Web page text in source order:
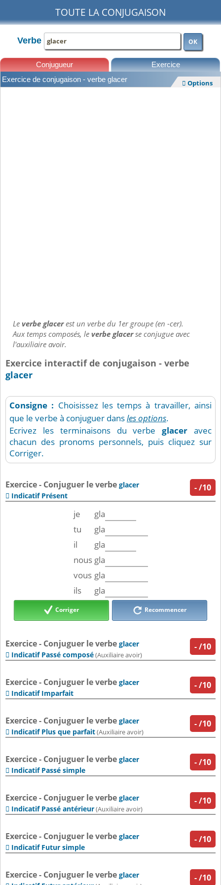
TOUTE LA CONJUGAISON
Verbe OK
Conjugueur Exercice
Exercice de conjugaison - verbe glacer  Options
Leverbe glacerest un verbe du 1er groupe (en -cer).
Aux temps composés, leverbe glacerse conjugue avec
l'auxiliaire avoir.
Exercice interactif de conjugaison - verbe
glacer
Consigne : Choisissez les temps à travailler, ainsi
que le verbe à conjuguer dansles options.
Ecrivez les terminaisons du verbeglacer avec
chacun des pronoms personnels, puis cliquez sur
Corriger.
-/10
Exercice - Conjuguer le verbe glacer
 Indicatif Présent
je
gla
tu
gla
il
gla
nous gla
vous gla
ils
gla
Corriger Recommencer
-/10
Exercice - Conjuguer le verbe glacer
 Indicatif Passé composé(Auxiliaire avoir)
-/10
Exercice - Conjuguer le verbe glacer
 Indicatif Imparfait
-/10
Exercice - Conjuguer le verbe glacer
 Indicatif Plus que parfait(Auxiliaire avoir)
-/10
Exercice - Conjuguer le verbe glacer
 Indicatif Passé simple
-/10
Exercice - Conjuguer le verbe glacer
 Indicatif Passé antérieur(Auxiliaire avoir)
-/10
Exercice - Conjuguer le verbe glacer
 Indicatif Futur simple
-/10
Exercice - Conjuguer le verbe glacer